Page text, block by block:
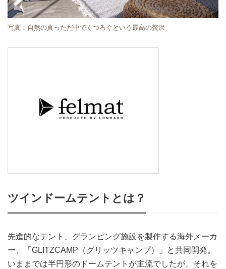
写真：自然の真っただ中でくつろぐという最高の贅沢
ツインドームテントとは？
先進的なテント、グランピング施設を製作する海外メーカ
ー、「GLITZCAMP（グリッツキャンプ）」と共同開発。
いままでは半円形のドームテントが主流でしたが、それを